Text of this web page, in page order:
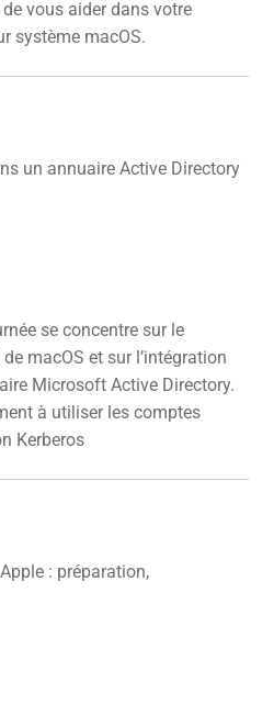
vous aider dans votre
système macOS.
un annuaire Active Directory
se concentre sur le
macOS et sur l’intégration
Microsoft Active Directory.
à utiliser les comptes
Kerberos
: préparation,